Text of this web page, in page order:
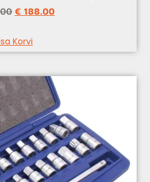
€ 188.00
Korvi